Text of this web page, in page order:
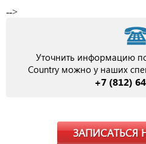
-->
Уточнить информацию
Country можно у наших
+7 (812)
ЗАПИСАТЬСЯ